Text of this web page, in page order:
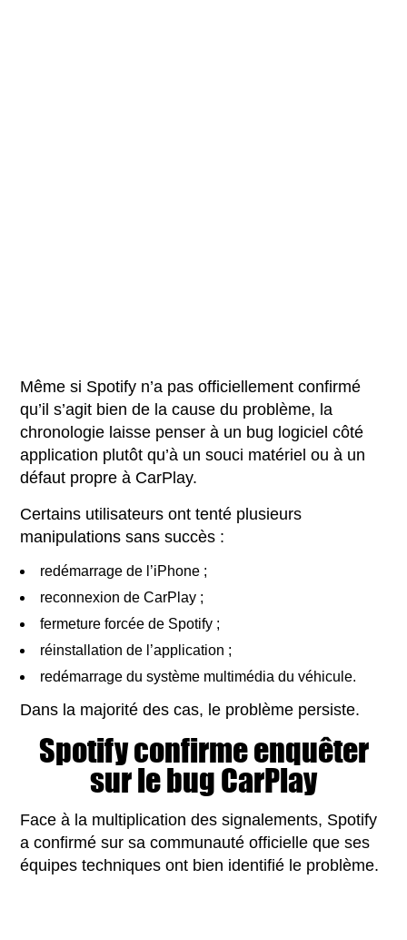
Même si Spotify n’a pas officiellement confirmé
qu’il s’agit bien de la cause du problème, la
chronologie laisse penser à un bug logiciel côté
application plutôt qu’à un souci matériel ou à un
défaut propre à CarPlay.
Certains utilisateurs ont tenté plusieurs
manipulations sans succès :
redémarrage de l’iPhone ;
reconnexion de CarPlay ;
fermeture forcée de Spotify ;
réinstallation de l’application ;
redémarrage du système multimédia du véhicule.
Dans la majorité des cas, le problème persiste.
Spotify confirme enquêter
sur le bug CarPlay
Face à la multiplication des signalements, Spotify
a confirmé sur sa communauté officielle que ses
équipes techniques ont bien identifié le problème.